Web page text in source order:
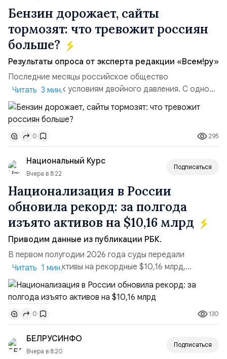
Бензин дорожает, сайты
тормозят: что тревожит россиян
больше?
Результаты опроса от эксперта редакции «Всем!ру»
Последние месяцы российское общество
адаптируется к условиям двойного давления. С одной
стороны, происходит рост цен на товары первой
необходимости, инфляция и локальные сбои в
поставках бензина. А с другой – технологическая
турбулентность: перебои в работе интернета,
блокировки сайтов, необходимость осваивать VPN и
российские платформы.Что из этого бье...
Читать 3 мин.
0 295
Национальный Курс
Вчера в 8:22
Подписаться
Национализация в России
обновила рекорд: за полгода
изъято активов на $10,16 млрд
Приводим данные из публикации РБК.
В первом полугодии 2026 года суды передали
государству активы на рекордные $10,16 млрд,
подсчитали аналитики AK&M. Это в 2,5 раза больше,
чем за аналогичный период 2025 года ($3,95 млрд).
Всего зафиксировано 15 национализационных
транзакций, которые обеспечили 42,2% денежного
объёма всего российского рынка слияний и
поглощений. Крупнейшей ...
Читать 1 мин.
0 130
БЕЛРУСИНФО
Вчера в 8:20
Подписаться